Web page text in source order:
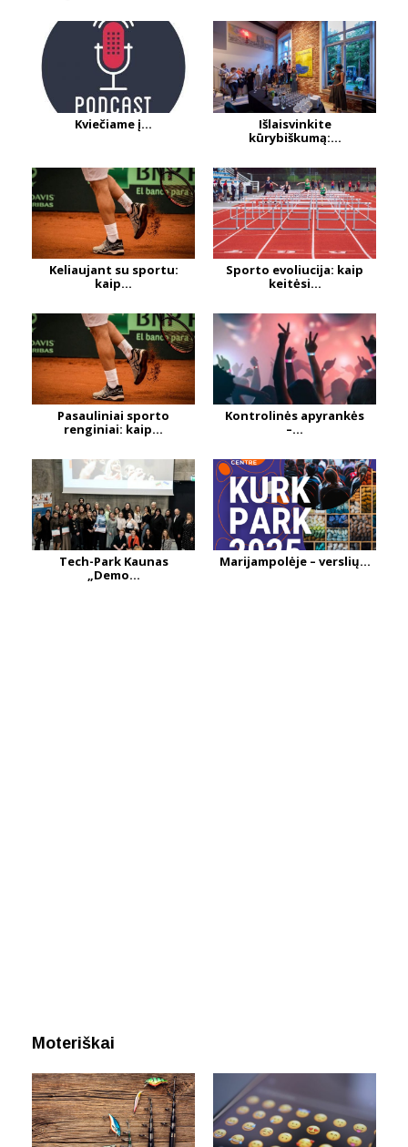
Kviečiame į...
Išlaisvinkite
kūrybiškumą:...
Keliaujant su sportu:
kaip...
Sporto evoliucija: kaip
keitėsi...
Pasauliniai sporto
renginiai: kaip...
Kontrolinės apyrankės
–...
Tech-Park Kaunas
„Demo...
Marijampolėje – verslių...
Moteriškai